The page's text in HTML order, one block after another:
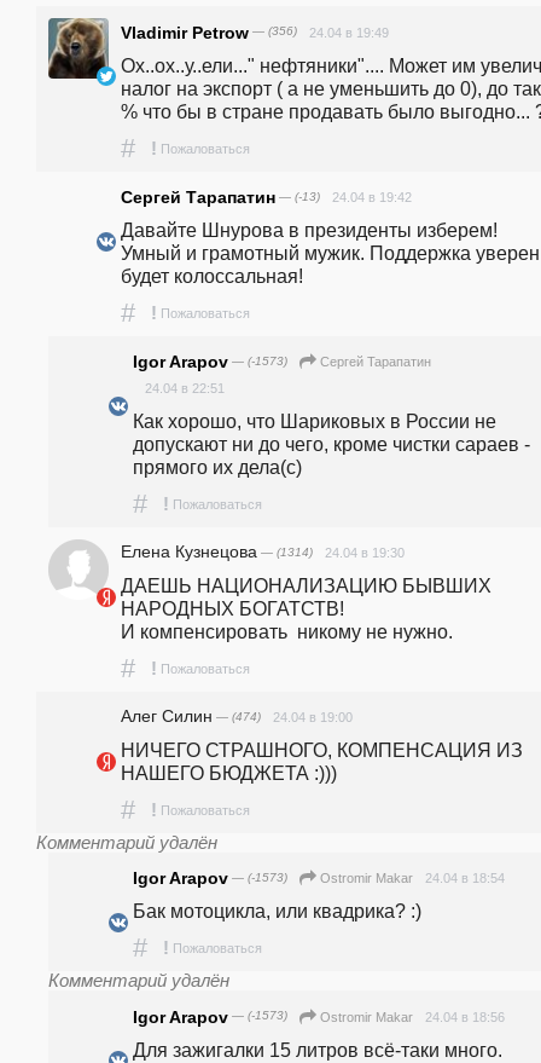
Vladimir Petrow — (356) 24.04 в 19:49
Ох..ох..у..ели..." нефтяники".... Может им
налог на экспорт ( а не уменьшить до 0), до
% что бы в стране продавать было выгодно...
# ! Пожаловаться
Сергей Тарапатин — (-13) 24.04 в 19:42
Давайте Шнурова в президенты изберем!
Умный и грамотный мужик. Поддержка уверен
будет колоссальная!
# ! Пожаловаться
Igor Arapov — (-1573)
Сергей Тарапатин
24.04 в 22:51
Как хорошо, что Шариковых в России не
допускают ни до чего, кроме чистки сараев -
прямого их дела(с)
# ! Пожаловаться
Елена Кузнецова — (1314) 24.04 в 19:30
ДАЕШЬ НАЦИОНАЛИЗАЦИЮ БЫВШИХ
НАРОДНЫХ БОГАТСТВ!
И компенсировать  никому не нужно.
# ! Пожаловаться
Алег Силин — (474) 24.04 в 19:00
НИЧЕГО СТРАШНОГО, КОМПЕНСАЦИЯ ИЗ
НАШЕГО БЮДЖЕТА :)))
# ! Пожаловаться
Комментарий удалён
Igor Arapov — (-1573) Ostromir Makar 24.04 в 18:54
Бак мотоцикла, или квадрика? :)
# ! Пожаловаться
Комментарий удалён
Igor Arapov — (-1573) Ostromir Makar 24.04 в 18:56
Для зажигалки 15 литров всё-таки много.